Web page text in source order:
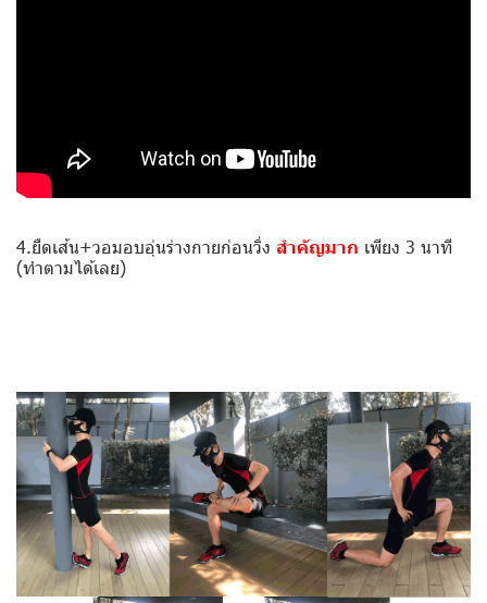
4.ยืดเส้น+วอมอบอุ่นร่างกายก่อนวิ่ง สำคัญมาก เพียง 3 นาที
(ทำตามได้เลย)